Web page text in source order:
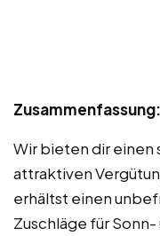
Zusammenfassung:
Wir bieten dir
attraktiven
erhältst einen
Zuschläge für